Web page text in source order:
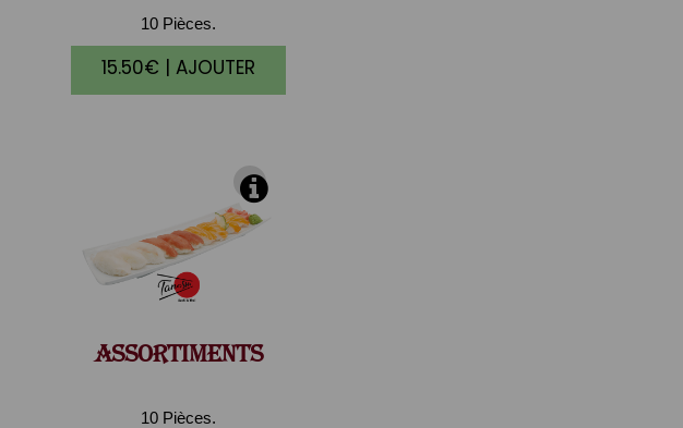
10 Pièces.
15.50€ | AJOUTER
ASSORTIMENTS
10 Pièces.